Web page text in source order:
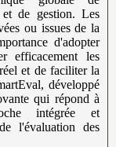
et de gestion. Les
ou issues de la
d'adopter
efficacement les
et de faciliter la
développé
qui répond à
intégrée et
l'évaluation des